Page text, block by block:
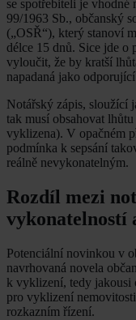
se spotřebiteli je vhodné
99/1963 Sb., občanský
(„OSŘ“), který stanoví
délce 15 dnů. Sice jde o
vyloučit, že by kratší
napadaná jako
Notářský zápis, sloužící
tak musí obsahovat
vyklizena). V opačném
podmínka k sepsání
reálně nevykonatelným.
Rozdíl mezi
vykonatelností
Potenciální novinkou v
navrhovaná novela
k vyklizení, tedy jakousi
pro vyklizení
rozkazním řízení.